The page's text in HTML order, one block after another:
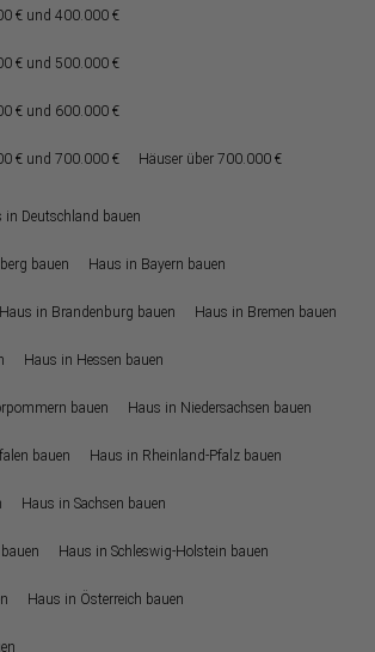
€ und 400.000 €
€ und 500.000 €
€ und 600.000 €
€ und 700.000 € Häuser über 700.000 €
in Deutschland bauen
bauen Haus in Bayern bauen
Haus in Brandenburg bauen Haus in Bremen bauen
Haus in Hessen bauen
bauen Haus in Niedersachsen bauen
bauen Haus in Rheinland-Pfalz bauen
Haus in Sachsen bauen
Haus in Schleswig-Holstein bauen
Haus in Österreich bauen